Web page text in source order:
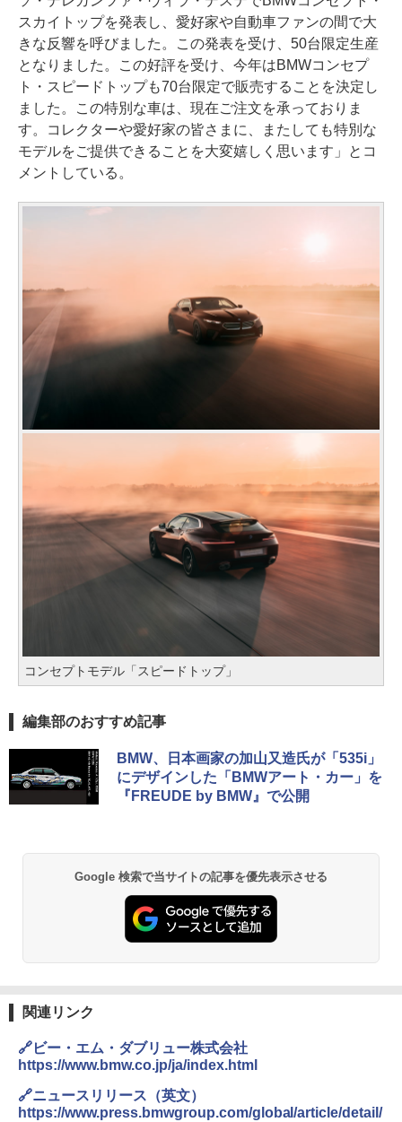
スカイトップを発表し、愛好家や自動車ファンの間で大
きな反響を呼びました。この発表を受け、50台限定生産
となりました。この好評を受け、今年はBMWコンセプ
ト・スピードトップも70台限定で販売することを決定し
ました。この特別な車は、現在ご注文を承っておりま
す。コレクターや愛好家の皆さまに、またしても特別な
モデルをご提供できることを大変嬉しく思います」とコ
メントしている。
コンセプトモデル「スピードトップ」
編集部のおすすめ記事
BMW、日本画家の加山又造氏が「535i」
にデザインした「BMWアート・カー」を
『FREUDE by BMW』で公開
Google 検索で当サイトの記事を優先表示させる
関連リンク
🔗ビー・エム・ダブリュー株式会社
https://www.bmw.co.jp/ja/index.html
🔗ニュースリリース（英文）
https://www.press.bmwgroup.com/global/article/detail/